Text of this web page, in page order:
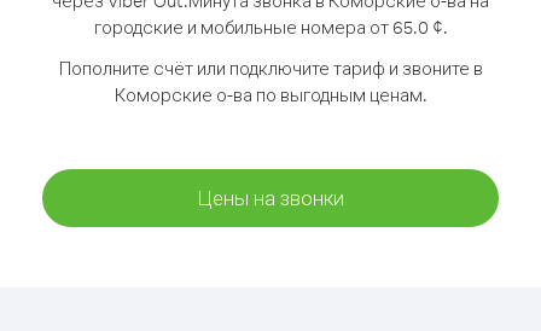
городские и мобильные номера от 65.0 ¢.
Пополните счёт или подключите тариф и звоните в
Коморские о-ва по выгодным ценам.
Цены на звонки